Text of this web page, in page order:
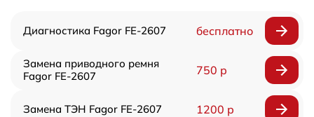
Диагностика Fagor FE-2607 бесплатно
Замена приводного ремня
Fagor FE-2607
750 р
Замена ТЭН Fagor FE-2607 1200 р